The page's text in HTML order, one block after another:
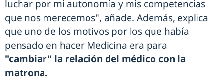
luchar por mi autonomía y mis competencias
que nos merecemos", añade. Además, explica
que uno de los motivos por los que había
pensado en hacer Medicina era para
"cambiar" la relación del médico con la
matrona.